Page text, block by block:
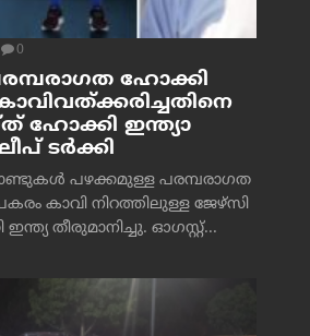
0
ഹോക്കി
ഹോക്കി ഇന്ത്യാ
ടര്‍ക്കി
പഴക്കമുള്ള പരമ്പരാഗത
പകരം കാവി നിറത്തിലുള്ള ജേഴ്‌സി
തീരുമാനിച്ചു. ഓഗസ്റ്റ്...